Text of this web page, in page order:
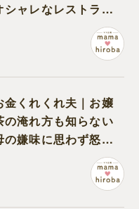
シャレなレストラン
金くれくれ夫｜お嬢
の淹れ方も知らない
の嫌味に思わず怒り